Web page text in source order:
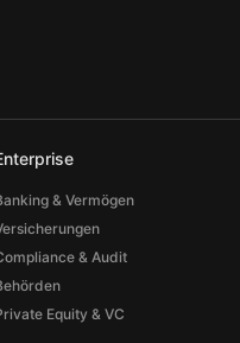
& Vermögen
& Audit
Equity & VC